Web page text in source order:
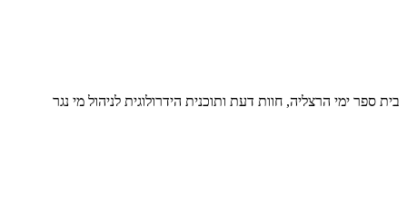
בית ספר ימי הרצליה, חוות דעת ותוכנית הידרולוגית לניהול מי נגר